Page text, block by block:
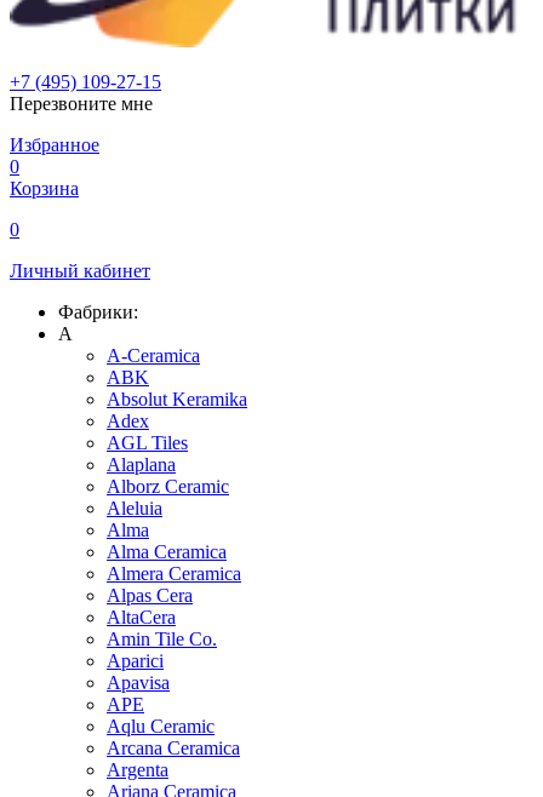
+7 (495) 109-27-15
Перезвоните мне
Избранное
0
Корзина
0
Личный кабинет
Фабрики:
A
A-Ceramica
ABK
Absolut Keramika
Adex
AGL Tiles
Alaplana
Alborz Ceramic
Aleluia
Alma
Alma Ceramica
Almera Ceramica
Alpas Cera
AltaCera
Amin Tile Co.
Aparici
Apavisa
APE
Aqlu Ceramic
Arcana Ceramica
Argenta
Ariana Ceramica